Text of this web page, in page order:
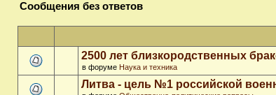
Сообщения без ответов
2500 лет близкородственных
в форуме Наука и техника
Литва - цель №1 российской